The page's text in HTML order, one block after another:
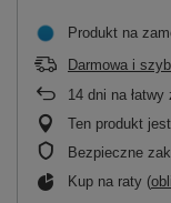
Produkt na
Darmowa i
14 dni na łatwy
Ten produkt
Bezpieczne
Kup na raty (